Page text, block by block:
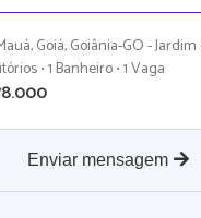
Goiá, Goiânia-GO -
• 1 Banheiro • 1 Vaga
Enviar mensagem